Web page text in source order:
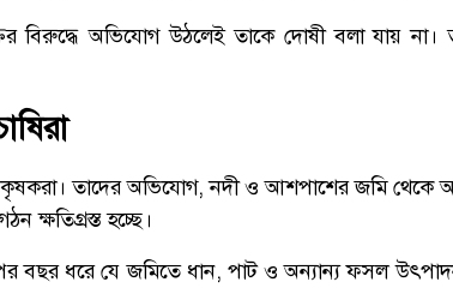
বিরুদ্ধে অভিযোগ উঠলেই তাকে দোষী বলা যায় না।
কৃষকরা। তাদের অভিযোগ, নদী ও আশপাশের জমি থেকে
ক্ষতিগ্রস্ত হচ্ছে।
বছর ধরে যে জমিতে ধান, পাট ও অন্যান্য ফসল